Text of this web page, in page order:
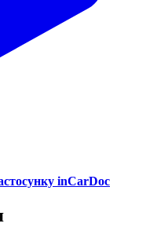
inCarDoc